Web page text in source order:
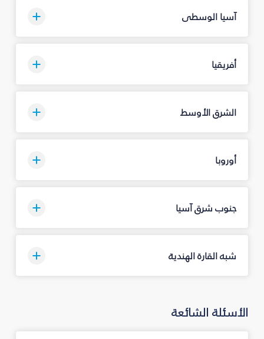
آسيا الوسطى
أفريقيا
الشرق الأوسط
أوروبا
جنوب شرق آسيا
شبه القارة الهندية
الأسئلة الشائعة